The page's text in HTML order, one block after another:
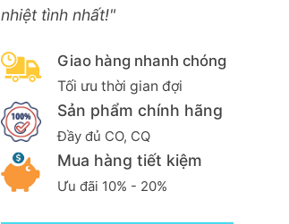
nhiệt tình nhất!"
Giao hàng nhanh chóng
Tối ưu thời gian đợi
Sản phẩm chính hãng
Đầy đủ CO, CQ
Mua hàng tiết kiệm
Ưu đãi 10% - 20%